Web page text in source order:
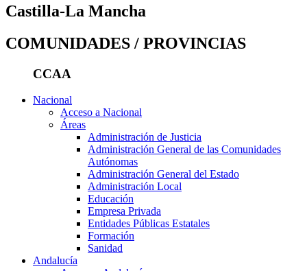
Castilla-La Mancha
COMUNIDADES / PROVINCIAS
CCAA
Nacional
Acceso a Nacional
Áreas
Administración de Justicia
Administración General de las Comunidades
Autónomas
Administración General del Estado
Administración Local
Educación
Empresa Privada
Entidades Públicas Estatales
Formación
Sanidad
Andalucía